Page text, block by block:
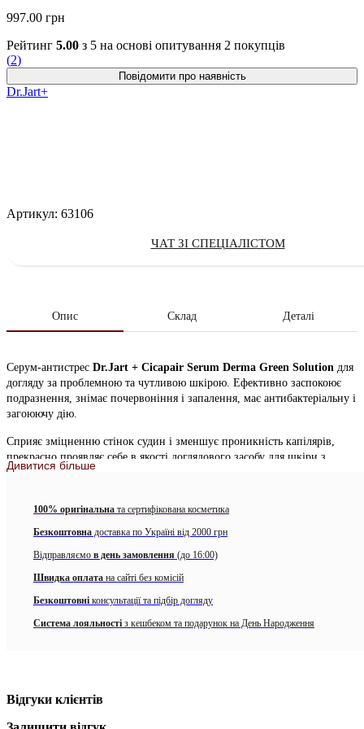
997.00 грн
Рейтинг 5.00 з 5 на основі опитування 2 покупців
(2)
Dr.Jart+
Артикул: 63106
ЧАТ ЗІ СПЕЦІАЛІСТОМ
Опис Склад Деталі
Серум-антистрес Dr.Jart + Cicapair Serum Derma Green Solution для
догляду за проблемною та чутливою шкірою. Ефективно заспокоює
подразнення, знімає почервоніння і запалення, має антибактеріальну і
загоюючу дію.
Сприяє зміцненню стінок судин і зменшує проникність капілярів,
прекрасно проявляє себе в якості доглядового засобу для шкіри з
куперозом. Зменшує вираженість судинних зірочок, знімає
Засіб стане відмінним помічником в боротьбі з проблемною,
схильною до запалень шкірі. Він здатне в найкоротші терміни
застосуванні лікує акне і перешкоджає його повторній появі, м’яко
оновлює шкірний покрив, освітлює пост-акне і покращує колір
Особливості серуму-антистрес:
жировий баланс епідермісу;
Мінерали і екстракти трав для відновлення пошкодженої
Дивитися більше
100% оригінальна та сертифікована косметика
Безкоштовна доставка по Україні від 2000 грн
Відправляємо в день замовлення (до 16:00)
Швидка оплата на сайті без комісій
Безкоштовні консультації та підбір догляду
Система лояльності з кешбеком та подарунок на День Народження
Відгуки клієнтів